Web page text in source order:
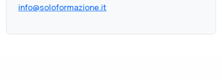
info@soloformazione.it